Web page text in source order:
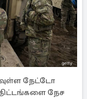
நேட்டோ
திட்டங்களை நேச